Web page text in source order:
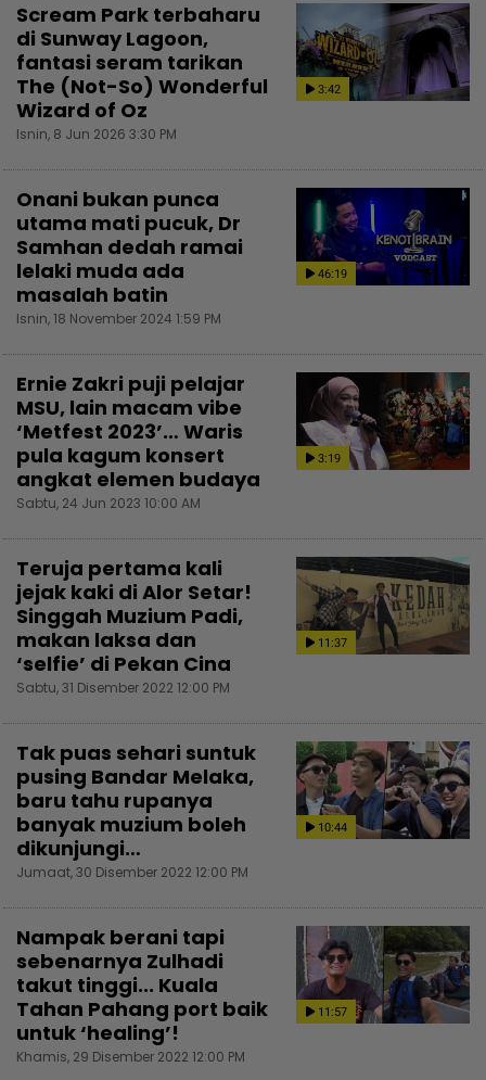
3:42
Scream Park terbaharu
di Sunway Lagoon,
fantasi seram tarikan
The (Not-So) Wonderful
Wizard of Oz
Isnin, 8 Jun 2026 3:30 PM
46:19
Onani bukan punca
utama mati pucuk, Dr
Samhan dedah ramai
lelaki muda ada
masalah batin
Isnin, 18 November 2024 1:59 PM
3:19
Ernie Zakri puji pelajar
MSU, lain macam vibe
‘Metfest 2023’… Waris
pula kagum konsert
angkat elemen budaya
Sabtu, 24 Jun 2023 10:00 AM
11:37
Teruja pertama kali
jejak kaki di Alor Setar!
Singgah Muzium Padi,
makan laksa dan
‘selfie’ di Pekan Cina
Sabtu, 31 Disember 2022 12:00 PM
10:44
Tak puas sehari suntuk
pusing Bandar Melaka,
baru tahu rupanya
banyak muzium boleh
dikunjungi…
Jumaat, 30 Disember 2022 12:00 PM
11:57
Nampak berani tapi
sebenarnya Zulhadi
takut tinggi... Kuala
Tahan Pahang port baik
untuk ‘healing’!
Khamis, 29 Disember 2022 12:00 PM